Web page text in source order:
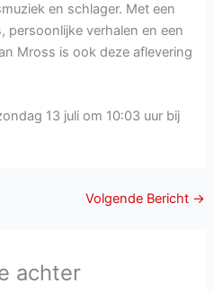
en schlager. Met een
persoonlijke verhalen en een
Mross is ook deze aflevering
13 juli om 10:03 uur bij
Volgende Bericht →
achter